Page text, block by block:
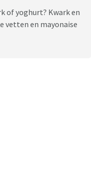
of yoghurt? Kwark en
vetten en mayonaise